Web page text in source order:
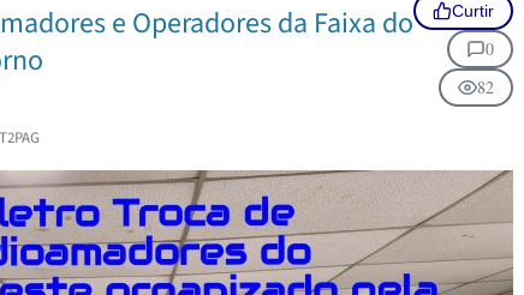
e Operadores da Faixa do
Curtir
0
82